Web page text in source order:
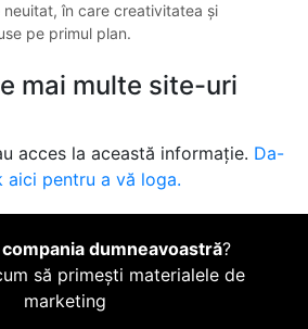
în care creativitatea și
pe primul plan.
mai multe site-uri
acces la această informație. Da-
aici pentru a vă loga.
dumneavoastră?
să primești materialele de
marketing